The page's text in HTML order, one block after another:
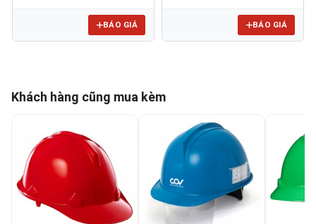
BÁO GIÁ BÁO GIÁ
Khách hàng cũng mua kèm